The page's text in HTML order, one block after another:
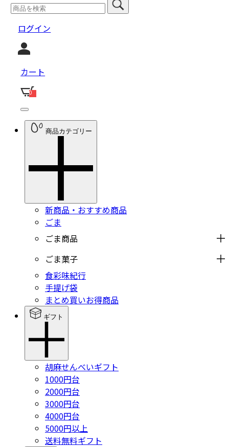
ログイン
カート
0
商品カテゴリー
新商品・おすすめ商品
ごま
ごま商品
ごま菓子
食彩味紀行
手提げ袋
まとめ買いお得商品
ギフト
胡麻せんべいギフト
1000円台
2000円台
3000円台
4000円台
5000円以上
送料無料ギフト